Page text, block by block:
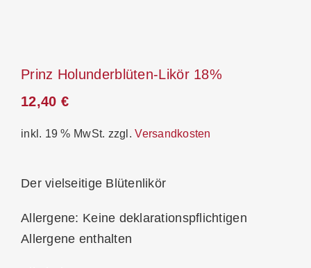
Prinz Holunderblüten-Likör 18%
12,40 €
inkl. 19 % MwSt. zzgl.Versandkosten
Der vielseitige Blütenlikör
Allergene: Keine deklarationspflichtigen
Allergene enthalten